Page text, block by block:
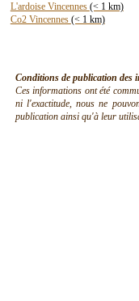
L'ardoise Vincennes (< 1 km)
Co2 Vincennes (< 1 km)
Conditions de publication des
Ces informations ont été
ni l'exactitude, nous ne
publication ainsi qu'à leur